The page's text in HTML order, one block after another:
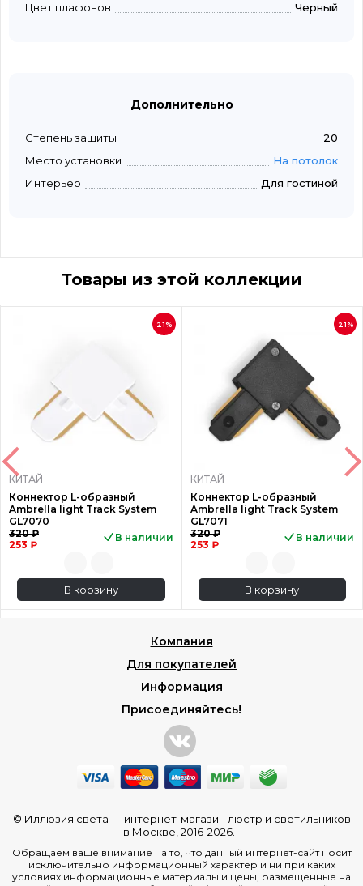
Цвет плафонов
Черный
Дополнительно
Степень защиты
20
Место установки
На потолок
Интерьер
Для гостиной
Товары из этой коллекции
21%
КИТАЙ
Коннектор L-образный
Ambrella light Track System
GL7070
320 ₽
253 ₽
В наличии
В корзину
21%
КИТАЙ
Коннектор L-образный
Ambrella light Track System
GL7071
320 ₽
253 ₽
В наличии
В корзину
Компания
Для покупателей
Информация
Присоединяйтесь!
© Иллюзия света — интернет-магазин люстр и светильников
в Москве , 2016-2026.
Обращаем ваше внимание на то, что данный интернет-сайт носит
исключительно информационный характер и ни при каких
условиях информационные материалы и цены, размещенные на